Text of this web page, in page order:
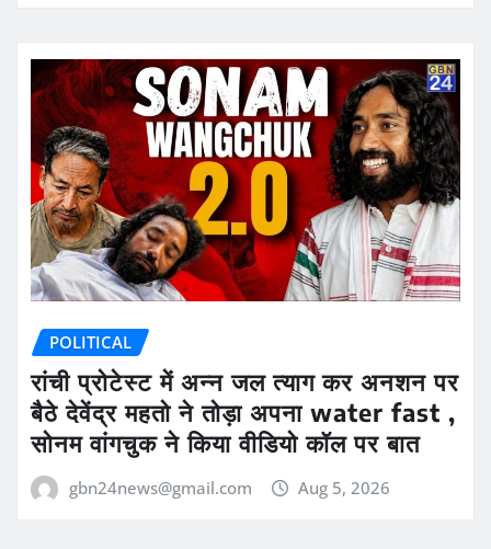
POLITICAL
रांची प्रोटेस्ट में अन्न जल त्याग कर अनशन पर
बैठे देवेंद्र महतो ने तोड़ा अपना water fast ,
सोनम वांगचुक ने किया वीडियो कॉल पर बात
gbn24news@gmail.com Aug 5, 2026